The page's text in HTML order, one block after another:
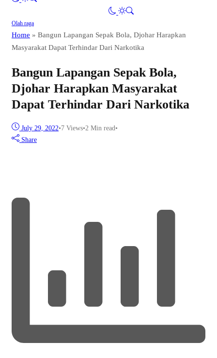
Olah raga
Home » Bangun Lapangan Sepak Bola, Djohar Harapkan
Masyarakat Dapat Terhindar Dari Narkotika
Bangun Lapangan Sepak Bola,
Djohar Harapkan Masyarakat
Dapat Terhindar Dari Narkotika
July 29, 2022•7 Views•2 Min read•
Share